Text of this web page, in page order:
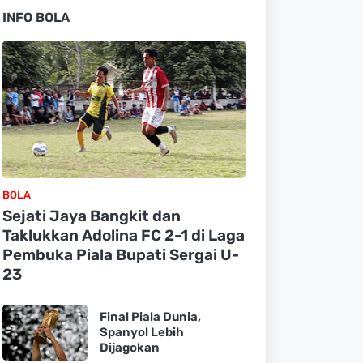
INFO BOLA
BOLA
Sejati Jaya Bangkit dan
Taklukkan Adolina FC 2-1 di Laga
Pembuka Piala Bupati Sergai U-
23
Final Piala Dunia,
Spanyol Lebih
Dijagokan